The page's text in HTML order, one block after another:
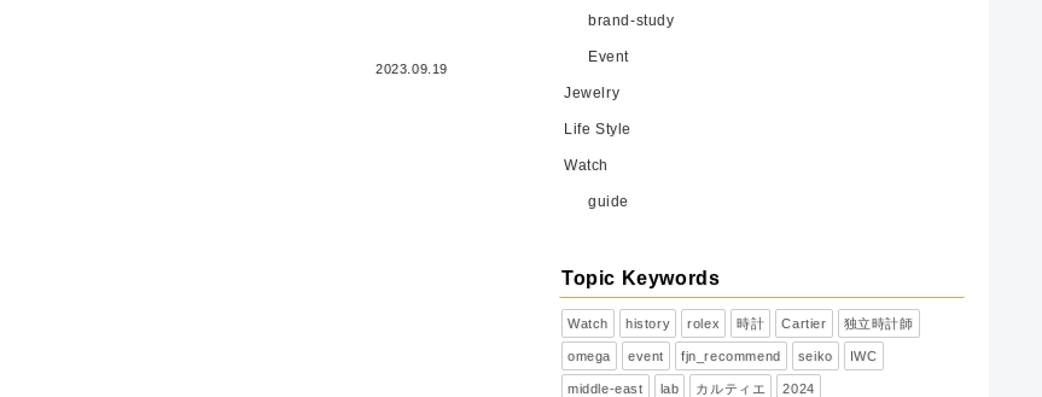
2023.09.19
brand-study
Event
Jewelry
Life Style
Watch
guide
Topic Keywords
Watch history rolex 時計 Cartier 独立時計師
omega event fjn_recommend seiko IWC
middle-east lab カルティエ 2024